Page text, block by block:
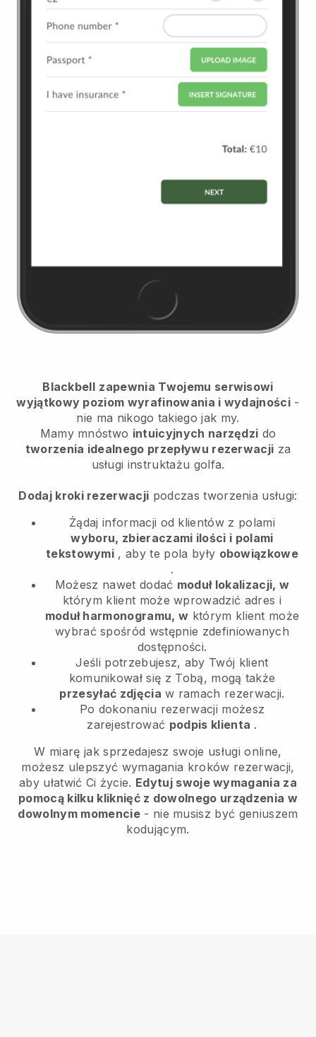
Blackbell zapewnia Twojemu serwisowi
wyjątkowy poziom wyrafinowania i wydajności -
nie ma nikogo takiego jak my.
Mamy mnóstwo intuicyjnych narzędzi do
tworzenia idealnego przepływu rezerwacji za
usługi instruktażu golfa.
Dodaj kroki rezerwacji podczas tworzenia usługi:
Żądaj informacji od klientów z polami
wyboru, zbieraczami ilości i polami
tekstowymi , aby te pola były obowiązkowe
.
Możesz nawet dodać moduł lokalizacji, w
którym klient może wprowadzić adres i
moduł harmonogramu, w którym klient może
wybrać spośród wstępnie zdefiniowanych
dostępności.
Jeśli potrzebujesz, aby Twój klient
komunikował się z Tobą, mogą także
przesyłać zdjęcia w ramach rezerwacji.
Po dokonaniu rezerwacji możesz
zarejestrować podpis klienta .
W miarę jak sprzedajesz swoje usługi online,
możesz ulepszyć wymagania kroków rezerwacji,
aby ułatwić Ci życie. Edytuj swoje wymagania za
pomocą kilku kliknięć z dowolnego urządzenia w
dowolnym momencie- nie musisz być geniuszem
kodującym.